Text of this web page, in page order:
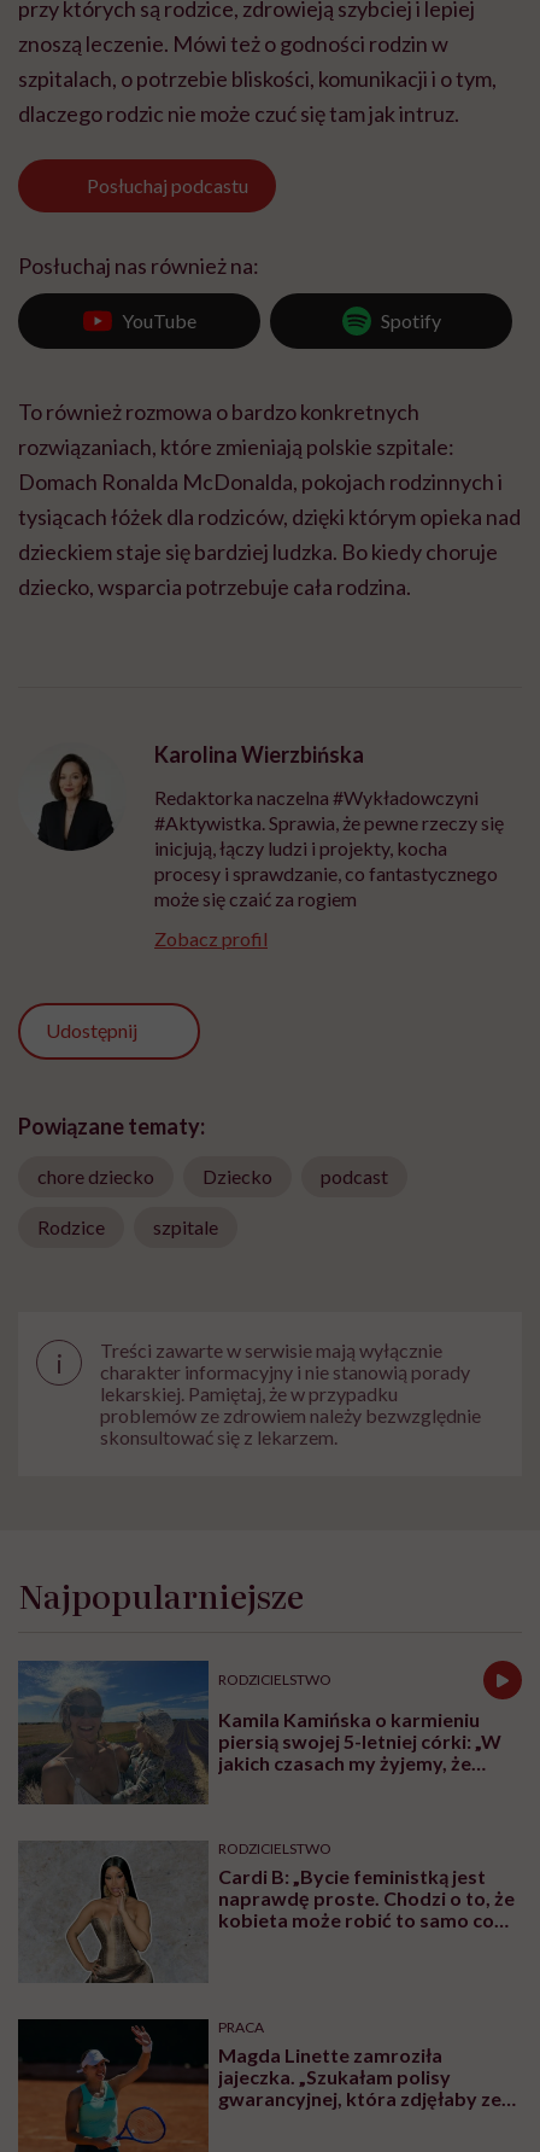
przy których są rodzice, zdrowieją szybciej i lepiej
znoszą leczenie. Mówi też o godności rodzin w
szpitalach, o potrzebie bliskości, komunikacji i o tym,
dlaczego rodzic nie może czuć się tam jak intruz.
Posłuchaj podcastu
Posłuchaj nas również na:
YouTube Spotify
To również rozmowa o bardzo konkretnych
rozwiązaniach, które zmieniają polskie szpitale:
Domach Ronalda McDonalda, pokojach rodzinnych i
tysiącach łóżek dla rodziców, dzięki którym opieka nad
dzieckiem staje się bardziej ludzka. Bo kiedy choruje
dziecko, wsparcia potrzebuje cała rodzina.
Karolina Wierzbińska
Redaktorka naczelna #Wykładowczyni
#Aktywistka. Sprawia, że pewne rzeczy się
inicjują, łączy ludzi i projekty, kocha
procesy i sprawdzanie, co fantastycznego
może się czaić za rogiem
Zobacz profil
Udostępnij
Powiązane tematy:
chore dziecko Dziecko podcast
Rodzice szpitale
i
Treści zawarte w serwisie mają wyłącznie
charakter informacyjny i nie stanowią porady
lekarskiej. Pamiętaj, że w przypadku
problemów ze zdrowiem należy bezwzględnie
skonsultować się z lekarzem.
Najpopularniejsze
RODZICIELSTWO
Kamila Kamińska o karmieniu
piersią swojej 5-letniej córki: „W
jakich czasach my żyjemy, że
RODZICIELSTWO
Cardi B: „Bycie feministką jest
naprawdę proste. Chodzi o to, że
kobieta może robić to samo co
PRACA
Magda Linette zamroziła
jajeczka. „Szukałam polisy
gwarancyjnej, która zdjęłaby ze